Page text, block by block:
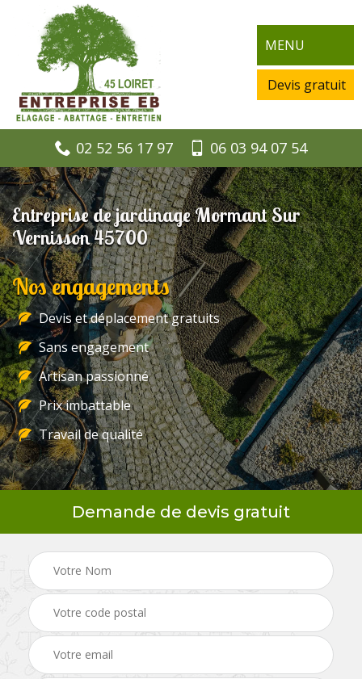
MENU
Devis gratuit
02 52 56 17 97 06 03 94 07 54
Entreprise de jardinage Mormant Sur
Vernisson 45700
Nos engagements
Devis et déplacement gratuits
Sans engagement
Artisan passionné
Prix imbattable
Travail de qualité
Demande de devis gratuit